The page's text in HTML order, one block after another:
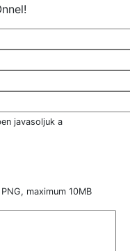
javasoljuk a
maximum 10MB